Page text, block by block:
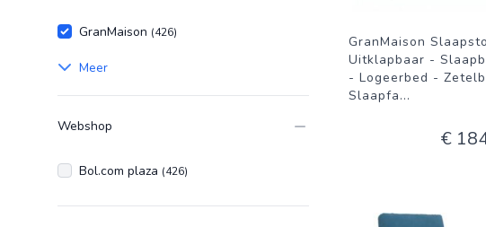
GranMaison (426)
Meer
Webshop
Bol.com plaza (426)
GranMaison
Uitklapbaar -
- Logeerbed -
Slaapfa...
€